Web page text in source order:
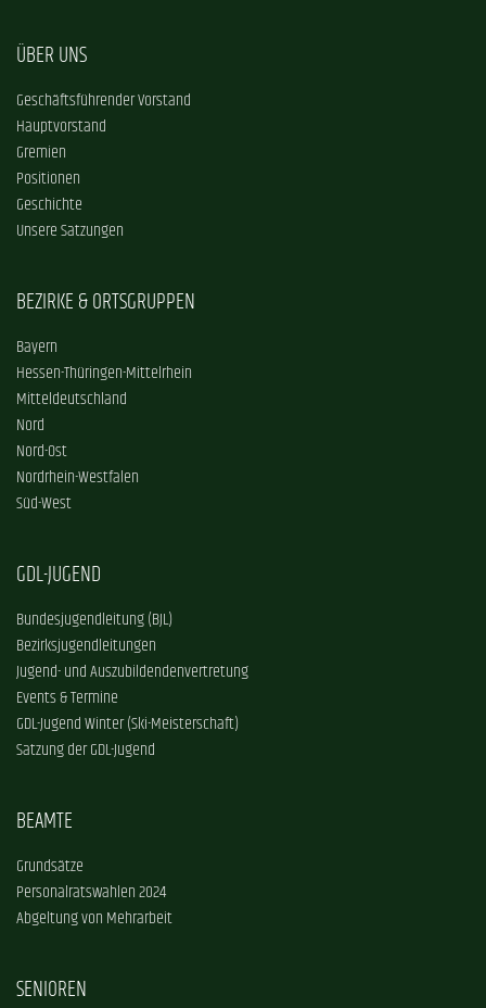
ÜBER UNS
Geschäftsführender Vorstand
Hauptvorstand
Gremien
Positionen
Geschichte
Unsere Satzungen
BEZIRKE & ORTSGRUPPEN
Bayern
Hessen-Thüringen-Mittelrhein
Mitteldeutschland
Nord
Nord-Ost
Nordrhein-Westfalen
Süd-West
GDL-JUGEND
Bundesjugendleitung (BJL)
Bezirksjugendleitungen
Jugend- und Auszubildendenvertretung
Events & Termine
GDL-Jugend Winter (Ski-Meisterschaft)
Satzung der GDL-Jugend
BEAMTE
Grundsätze
Personalratswahlen 2024
Abgeltung von Mehrarbeit
SENIOREN